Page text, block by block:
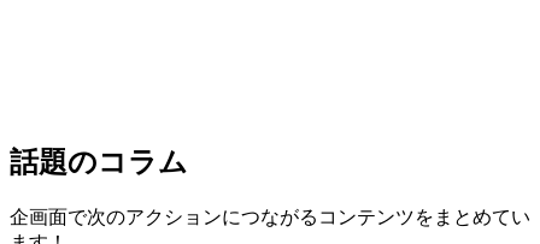
話題のコラム
企画面で次のアクションにつながるコンテンツをまとめてい